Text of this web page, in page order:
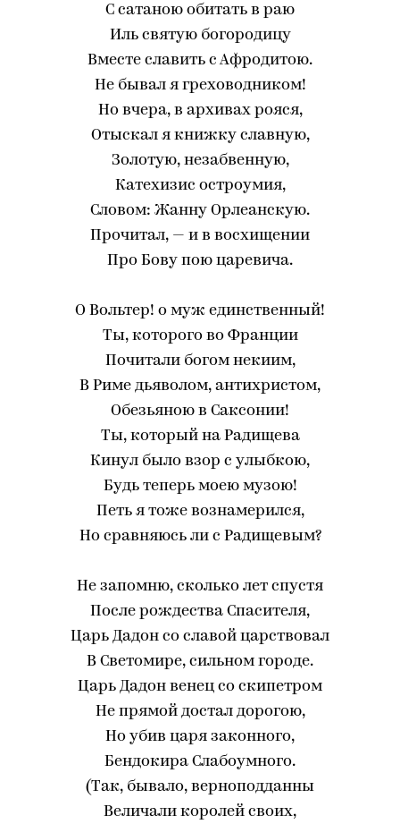
С сатаною обитать в раю
Иль святую богородицу
Вместе славить с Афродитою.
Не бывал я греховодником!
Но вчера, в архивах рояся,
Отыскал я книжку славную,
Золотую, незабвенную,
Катехизис остроумия,
Словом: Жанну Орлеанскую.
Прочитал, — и в восхищении
Про Бову пою царевича.
О Вольтер! о муж единственный!
Ты, которого во Франции
Почитали богом некиим,
В Риме дьяволом, антихристом,
Обезьяною в Саксонии!
Ты, который на Радищева
Кинул было взор с улыбкою,
Будь теперь моею музою!
Петь я тоже вознамерился,
Но сравняюсь ли с Радищевым?
Не запомню, сколько лет спустя
После рождества Спасителя,
Царь Дадон со славой царствовал
В Светомире, сильном городе.
Царь Дадон венец со скипетром
Не прямой достал дорогою,
Но убив царя законного,
Бендокира Слабоумного.
(Так, бывало, верноподданны
Величали королей своих,